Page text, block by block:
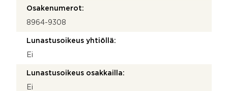
Osakenumerot:
8964-9308
Lunastusoikeus yhtiöllä:
Ei
Lunastusoikeus osakkailla:
Ei